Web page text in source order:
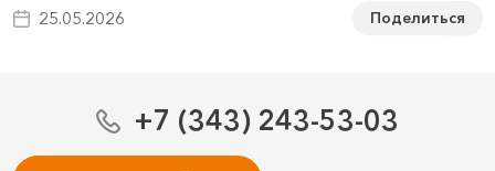
25.05.2026 Поделиться
+7 (343) 243-53-03